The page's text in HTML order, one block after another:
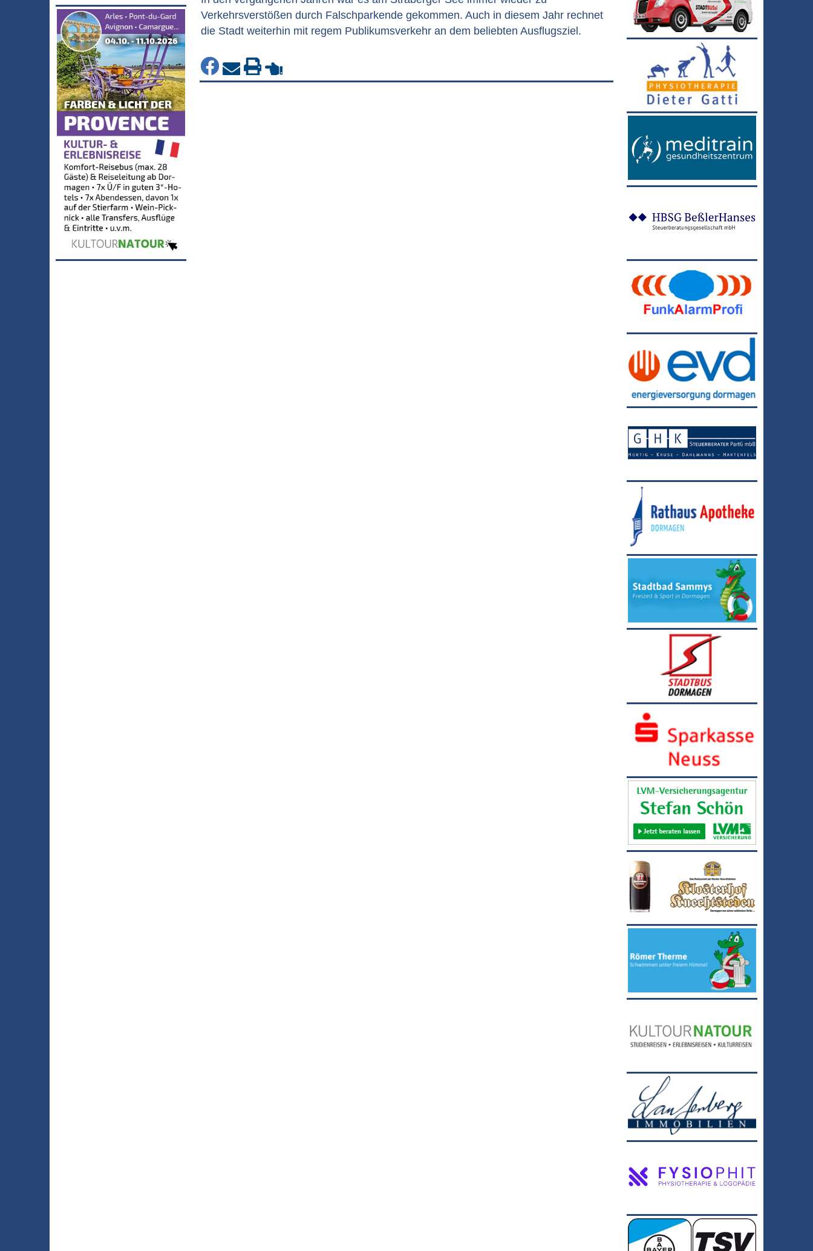
Verkehrsverstößen durch Falschparkende gekommen. Auch in diesem Jahr rechnet
die Stadt weiterhin mit regem Publikumsverkehr an dem beliebten Ausflugsziel.